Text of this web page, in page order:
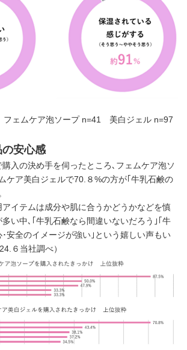
ェムケア泡ソープ n=41 美白ジェル n=97
安心感
入の決め手を伺ったところ､フェムケア泡ソ
ケア美白ジェルで70.８%の方が｢牛乳石鹸の
イテムは成分や肌に合うかどうかなどを慎
い中､｢牛乳石鹸なら間違いないだろう｣｢牛
安全のイメージが強い｣という嬉しい声もい
６当社調べ）